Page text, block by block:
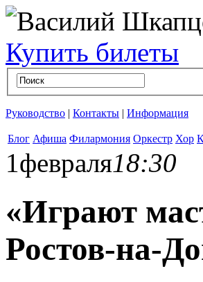
Купить билеты
Руководство | Контакты | Информация
Блог Афиша Филармония Оркестр Хор
1 февраля18:30
«Играют
Ростов-на-